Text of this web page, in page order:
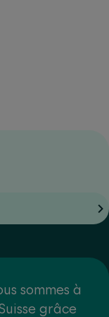
sommes à
grâce